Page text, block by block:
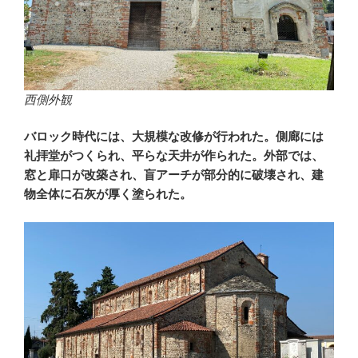
西側外観
バロック時代には、大規模な改修が行われた。側廊には
礼拝堂がつくられ、平らな天井が作られた。外部では、
窓と扉口が改築され、盲アーチが部分的に破壊され、建
物全体に石灰が厚く塗られた。